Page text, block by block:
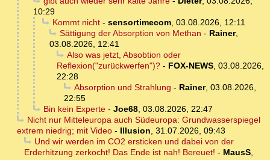
10:29
Kommt nicht- sensortimecom, 03.08.2026, 12:11
Sättigung der Absorption von Methan - Rainer,
03.08.2026, 12:41
Also was jetzt, Absobtion oder
Reflexion("zurückwerfen")? - FOX-NEWS, 03.08.2026,
22:28
Absorption und Strahlung - Rainer, 03.08.2026,
22:55
Bin kein Experte- Joe68, 03.08.2026, 22:47
Nicht nur Mitteleuropa auch Südeuropa: Grundwasserspiegel
extrem niedrig; mit Video - Illusion, 31.07.2026, 09:43
Und wir werden im CO2 ersticken und dabei von der
Erderhitzung zerkocht! Das Ende ist nah! Bereuet! - MausS,